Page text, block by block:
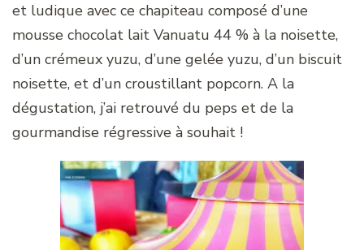
et ludique avec ce chapiteau composé d’une
mousse chocolat lait Vanuatu 44 % à la noisette,
d’un crémeux yuzu, d’une gelée yuzu, d’un biscuit
noisette, et d’un croustillant popcorn. A la
dégustation, j’ai retrouvé du peps et de la
gourmandise régressive à souhait !